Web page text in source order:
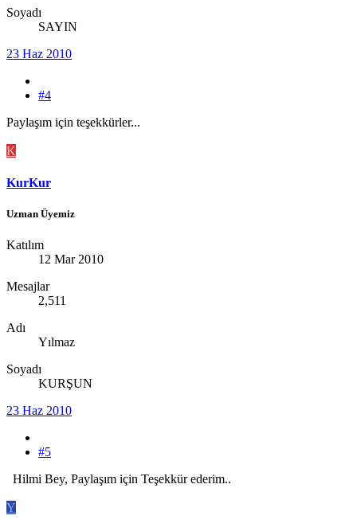
Soyadı
SAYIN
23 Haz 2010
#4
Paylaşım için teşekkürler...
K
KurKur
Uzman Üyemiz
Katılım
12 Mar 2010
Mesajlar
2,511
Adı
Yılmaz
Soyadı
KURŞUN
23 Haz 2010
#5
Hilmi Bey, Paylaşım için Teşekkür ederim..
Y